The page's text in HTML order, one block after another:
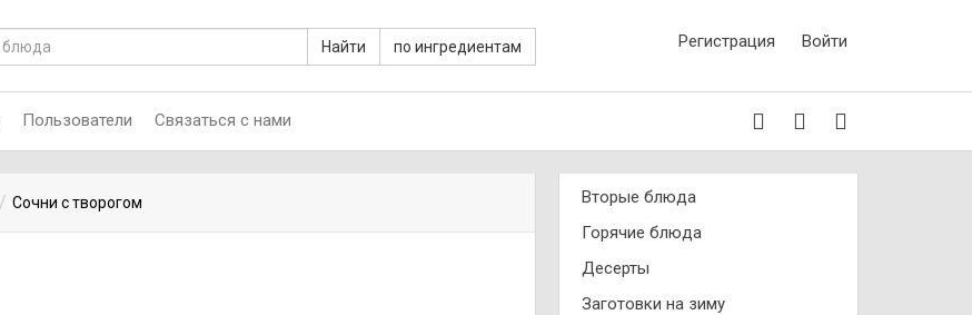
Найти по ингредиентам Регистрация Войти
Пользователи Связаться с нами
Сочни с творогом
Вторые блюда
Горячие блюда
Десерты
Заготовки на зиму